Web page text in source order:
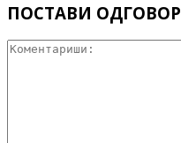
ПОСТАВИ ОДГОВОР